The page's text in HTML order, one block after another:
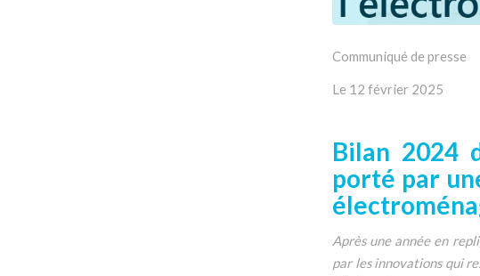
Communiqué de presse
Le 12 février 2025
Bilan 2024
porté par
Après une année en
par les innovations qui